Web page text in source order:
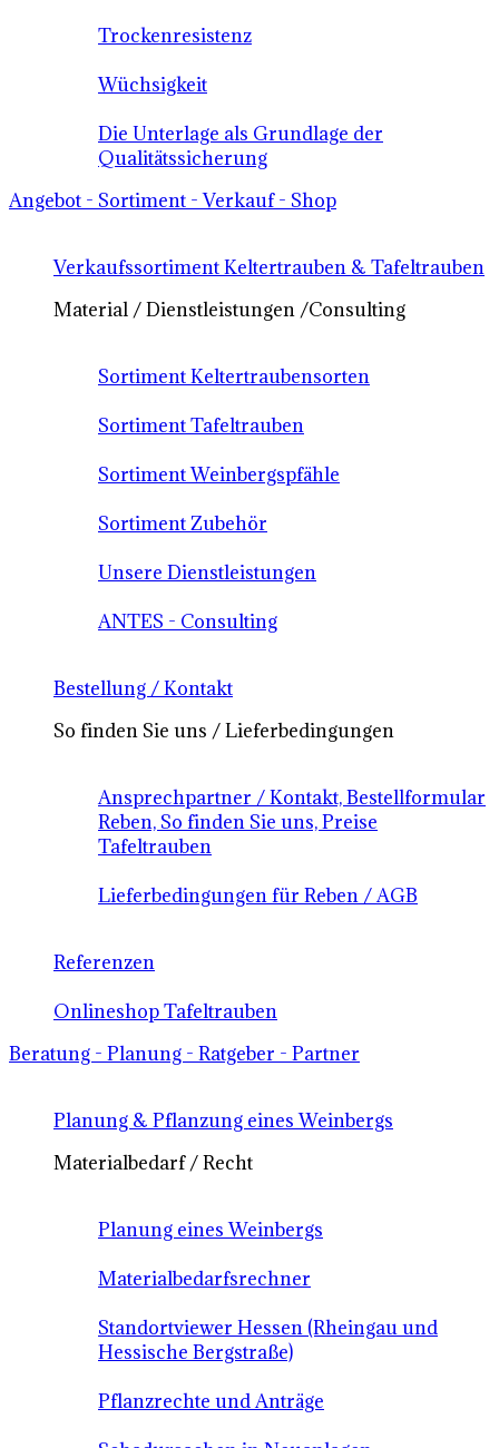
Trockenresistenz
Wüchsigkeit
Die Unterlage als Grundlage der
Qualitätssicherung
Angebot - Sortiment - Verkauf - Shop
Verkaufssortiment Keltertrauben & Tafeltrauben
Material / Dienstleistungen /Consulting
Sortiment Keltertraubensorten
Sortiment Tafeltrauben
Sortiment Weinbergspfähle
Sortiment Zubehör
Unsere Dienstleistungen
ANTES - Consulting
Bestellung / Kontakt
So finden Sie uns / Lieferbedingungen
Ansprechpartner / Kontakt, Bestellformular
Reben, So finden Sie uns, Preise
Tafeltrauben
Lieferbedingungen für Reben / AGB
Referenzen
Onlineshop Tafeltrauben
Beratung - Planung - Ratgeber - Partner
Planung & Pflanzung eines Weinbergs
Materialbedarf / Recht
Planung eines Weinbergs
Materialbedarfsrechner
Standortviewer Hessen (Rheingau und
Hessische Bergstraße)
Pflanzrechte und Anträge